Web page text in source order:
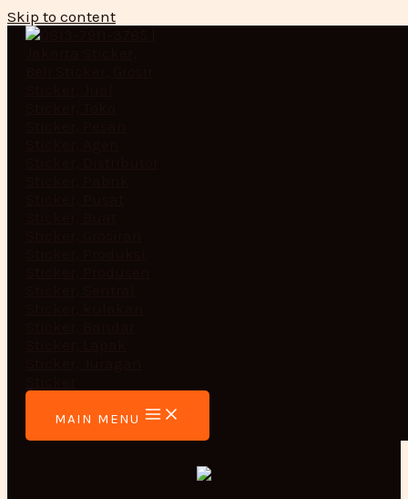
Skip to content
MAIN MENU